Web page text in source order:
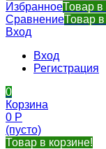
ИзбранноеТовар в
СравнениеТовар
Вход
Вход
Регистрация
0
Корзина
0 Р
(пусто)
Товар в корзине!